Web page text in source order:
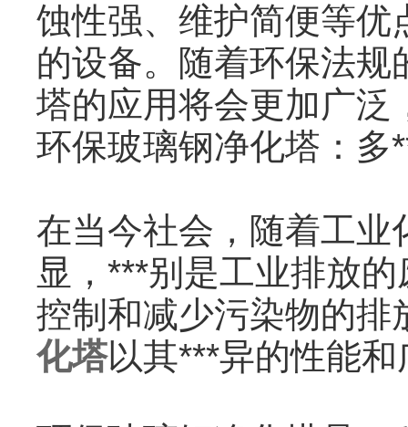
蚀性强、维护简便等优
的设备。随着环保法
塔的应用将会更加广泛
环保玻璃钢净化塔：多
在当今社会，随着工业
显，***别是工业排放
控制和减少污染物的排
化塔以其***异的性能